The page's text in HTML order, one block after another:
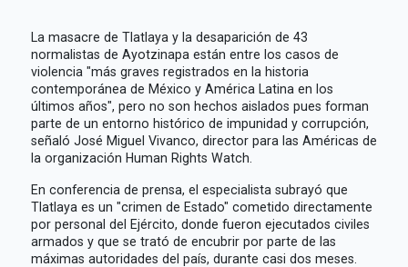
La masacre de Tlatlaya y la desaparición de 43
normalistas de Ayotzinapa están entre los casos de
violencia "más graves registrados en la historia
contemporánea de México y América Latina en los
últimos años", pero no son hechos aislados pues forman
parte de un entorno histórico de impunidad y corrupción,
señaló José Miguel Vivanco, director para las Américas de
la organización Human Rights Watch.
En conferencia de prensa, el especialista subrayó que
Tlatlaya es un "crimen de Estado" cometido directamente
por personal del Ejército, donde fueron ejecutados civiles
armados y que se trató de encubrir por parte de las
máximas autoridades del país, durante casi dos meses.